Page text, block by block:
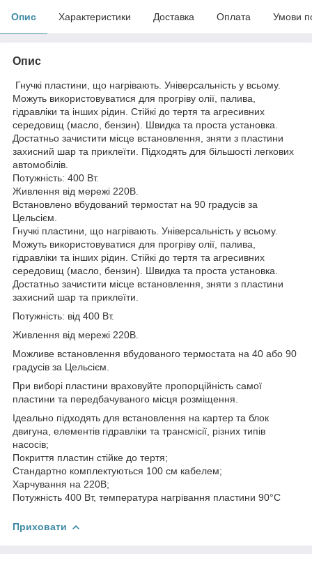
Опис Характеристики Доставка Оплата Умови
Опис
Гнучкі пластини, що нагрівають. Універсальність у всьому.
Можуть використовуватися для прогріву олії, палива,
гідравліки та інших рідин. Стійкі до тертя та агресивних
середовищ (масло, бензин). Швидка та проста установка.
Достатньо зачистити місце встановлення, зняти з пластини
захисний шар та приклеїти. Підходять для більшості легкових
автомобілів.
Потужність: 400 Вт.
Живлення від мережі 220В.
Встановлено вбудований термостат на 90 градусів за
Цельсієм.
Гнучкі пластини, що нагрівають. Універсальність у всьому.
Можуть використовуватися для прогріву олії, палива,
гідравліки та інших рідин. Стійкі до тертя та агресивних
середовищ (масло, бензин). Швидка та проста установка.
Достатньо зачистити місце встановлення, зняти з пластини
захисний шар та приклеїти.
Потужність: від 400 Вт.
Живлення від мережі 220В.
Можливе встановлення вбудованого термостата на 40 або 90
градусів за Цельсієм.
При виборі пластини враховуйте пропорційність самої
пластини та передбачуваного місця розміщення.
Ідеально підходять для встановлення на картер та блок
двигуна, елементів гідравліки та трансмісії, різних типів
насосів;
Покриття пластин стійке до тертя;
Стандартно комплектуються 100 см кабелем;
Харчування на 220В;
Потужність 400 Вт, температура нагрівання пластини 90°С
Приховати